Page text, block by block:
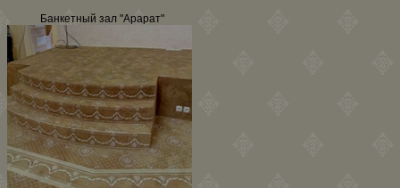
Банкетный зал "Арарат"